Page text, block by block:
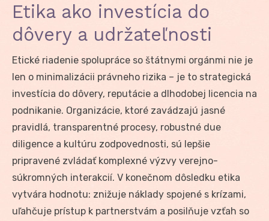
Etika ako investícia do
dôvery a udržateľnosti
Etické riadenie spolupráce so štátnymi orgánmi nie je
len o minimalizácii právneho rizika – je to strategická
investícia do dôvery, reputácie a dlhodobej licencia na
podnikanie. Organizácie, ktoré zavádzajú jasné
pravidlá, transparentné procesy, robustné due
diligence a kultúru zodpovednosti, sú lepšie
pripravené zvládať komplexné výzvy verejno-
súkromných interakcií. V konečnom dôsledku etika
vytvára hodnotu: znižuje náklady spojené s krízami,
uľahčuje prístup k partnerstvám a posilňuje vzťah so